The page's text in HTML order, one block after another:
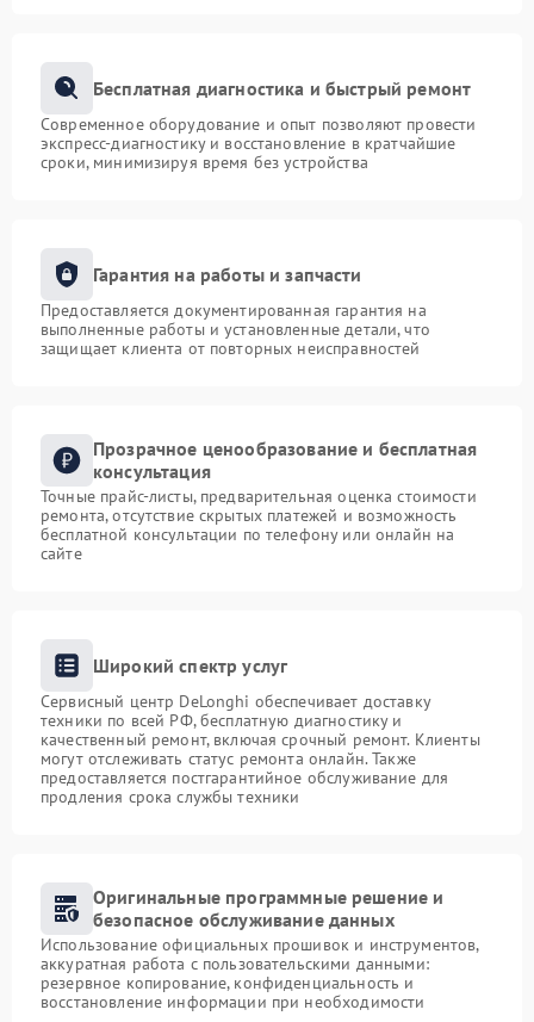
Бесплатная диагностика и быстрый ремонт
Современное оборудование и опыт позволяют провести
экспресс-диагностику и восстановление в кратчайшие
сроки, минимизируя время без устройства
Гарантия на работы и запчасти
Предоставляется документированная гарантия на
выполненные работы и установленные детали, что
защищает клиента от повторных неисправностей
Прозрачное ценообразование и бесплатная
консультация
Точные прайс-листы, предварительная оценка стоимости
ремонта, отсутствие скрытых платежей и возможность
бесплатной консультации по телефону или онлайн на
сайте
Широкий спектр услуг
Сервисный центр DeLonghi обеспечивает доставку
техники по всей РФ, бесплатную диагностику и
качественный ремонт, включая срочный ремонт. Клиенты
могут отслеживать статус ремонта онлайн. Также
предоставляется постгарантийное обслуживание для
продления срока службы техники
Оригинальные программные решение и
безопасное обслуживание данных
Использование официальных прошивок и инструментов,
аккуратная работа с пользовательскими данными:
резервное копирование, конфиденциальность и
восстановление информации при необходимости